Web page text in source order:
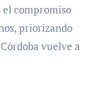
compromiso
priorizando
vuelve a